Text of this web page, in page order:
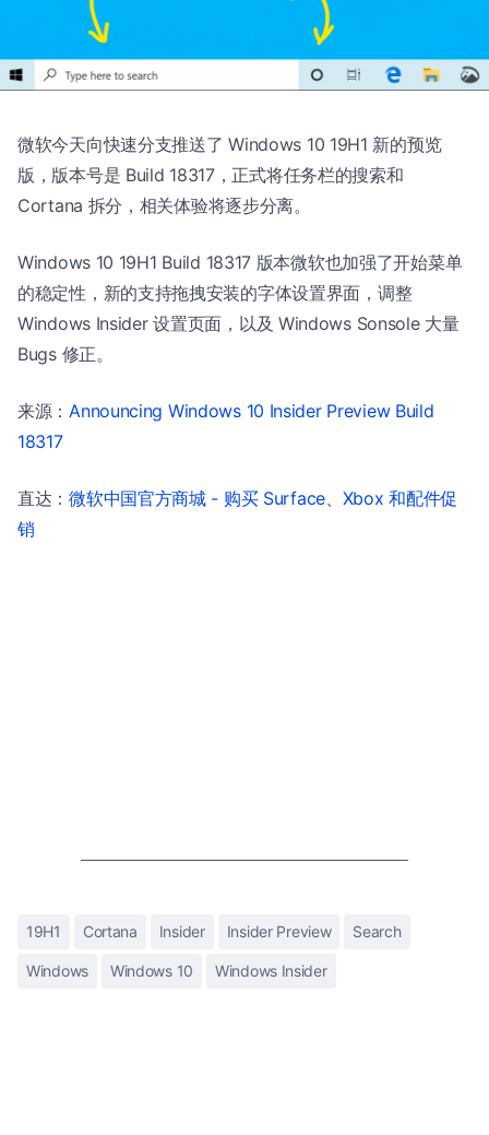
微软今天向快速分支推送了 Windows 10 19H1 新的预览
版，版本号是 Build 18317，正式将任务栏的搜索和
Cortana 拆分，相关体验将逐步分离。
Windows 10 19H1 Build 18317 版本微软也加强了开始菜单
的稳定性，新的支持拖拽安装的字体设置界面，调整
Windows Insider 设置页面，以及 Windows Sonsole 大量
Bugs 修正。
来源：Announcing Windows 10 Insider Preview Build
18317
直达：微软中国官方商城 - 购买 Surface、Xbox 和配件促
销
19H1 Cortana Insider Insider Preview Search
Windows Windows 10 Windows Insider